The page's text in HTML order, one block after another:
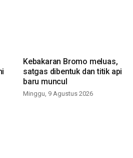
Kebakaran Bromo meluas,
satgas dibentuk dan titik api
baru muncul
Minggu, 9 Agustus 2026